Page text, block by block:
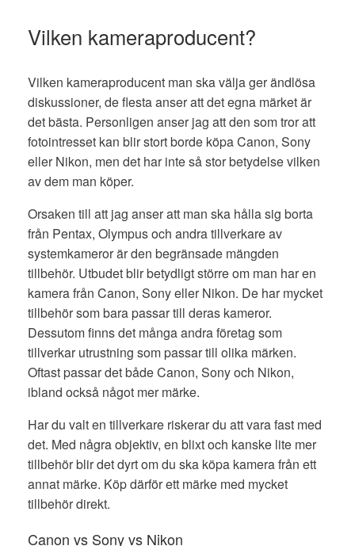
Vilken kameraproducent?
Vilken kameraproducent man ska välja ger ändlösa
diskussioner, de flesta anser att det egna märket är
det bästa. Personligen anser jag att den som tror att
fotointresset kan blir stort borde köpa Canon, Sony
eller Nikon, men det har inte så stor betydelse vilken
av dem man köper.
Orsaken till att jag anser att man ska hålla sig borta
från Pentax, Olympus och andra tillverkare av
systemkameror är den begränsade mängden
tillbehör. Utbudet blir betydligt större om man har en
kamera från Canon, Sony eller Nikon. De har mycket
tillbehör som bara passar till deras kameror.
Dessutom finns det många andra företag som
tillverkar utrustning som passar till olika märken.
Oftast passar det både Canon, Sony och Nikon,
ibland också något mer märke.
Har du valt en tillverkare riskerar du att vara fast med
det. Med några objektiv, en blixt och kanske lite mer
tillbehör blir det dyrt om du ska köpa kamera från ett
annat märke. Köp därför ett märke med mycket
tillbehör direkt.
Canon vs Sony vs Nikon